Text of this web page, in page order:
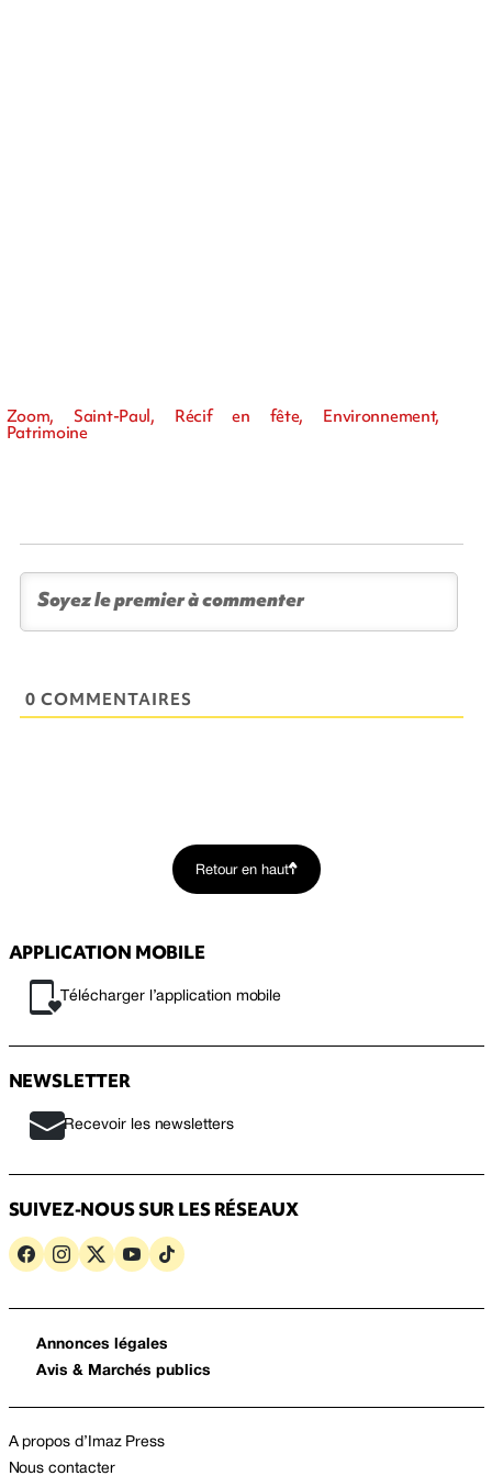
Zoom, Saint-Paul, Récif en fête, Environnement,
Patrimoine
0 COMMENTAIRES
Retour en haut
APPLICATION MOBILE
Télécharger l’application mobile
NEWSLETTER
Recevoir les newsletters
SUIVEZ-NOUS SUR LES RÉSEAUX
Annonces légales
Avis & Marchés publics
A propos d’Imaz Press
Nous contacter